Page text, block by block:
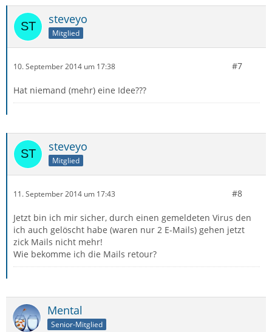
steveyo
Mitglied
10. September 2014 um 17:38 #7
Hat niemand (mehr) eine Idee???
steveyo
Mitglied
11. September 2014 um 17:43 #8
Jetzt bin ich mir sicher, durch einen gemeldeten Virus den
ich auch gelöscht habe (waren nur 2 E-Mails) gehen jetzt
zick Mails nicht mehr!
Wie bekomme ich die Mails retour?
Mental
Senior-Mitglied